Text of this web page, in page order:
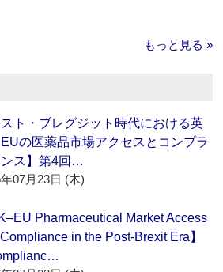
もっと見る »
スト・ブレグジット時代における英
の医薬品市場アクセスとコンプラ
ス】第4回…
07月23日 (木)
Pharmaceutical Market Access
in the Post-Brexit Era】